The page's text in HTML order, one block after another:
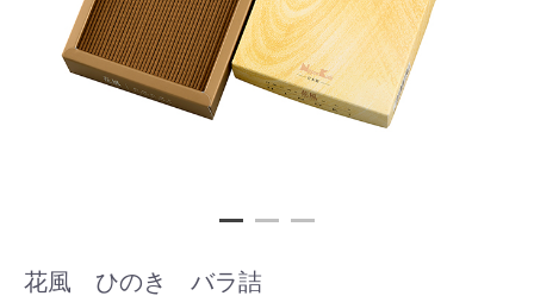
花風 ひのき バラ詰